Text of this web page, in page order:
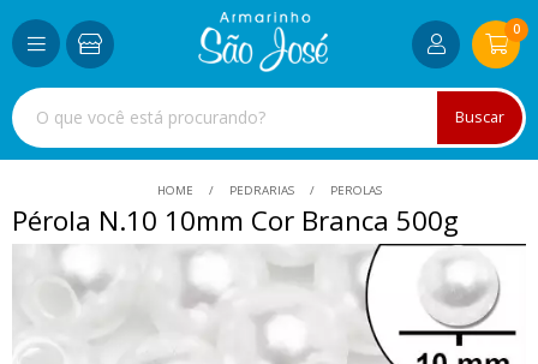
Buscar
0
HOME PEDRARIAS PEROLAS
Pérola N.10 10mm Cor Branca 500g